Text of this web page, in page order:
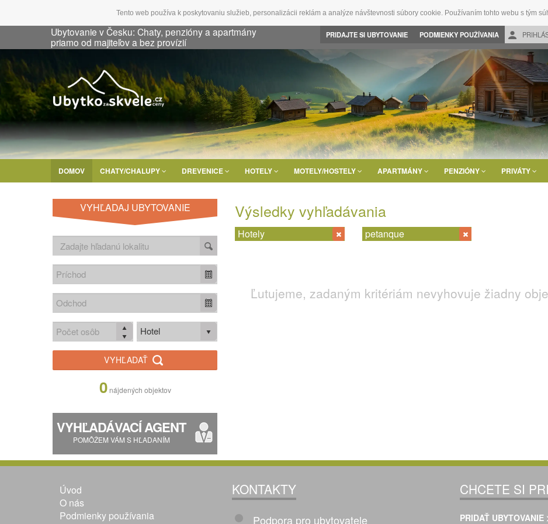
Tento web používa k poskytovaniu služieb, personalizácii reklám a analýze návštevnosti súbory cookie. Používaním tohto webu s tým
Ubytovanie v Česku: Chaty, penzióny a apartmány
priamo od majiteľov a bez provízií
PRIDAJTE SI UBYTOVANIE PODMIENKY POUŽÍVANIA
DOMOV CHATY/CHALUPY DREVENICE HOTELY MOTELY/HOSTELY APARTMÁNY PENZIÓNY PRIVÁTY
VYHĽADAJ UBYTOVANIE
Hotel
VYHĽADAŤ
0 nájdených objektov
VYHĽADÁVACÍ AGENT
POMÔŽEM VÁM S HĽADANÍM
Výsledky vyhľadávania
Hotely petanque
Ľutujeme, zadaným kritériám nevyhovuje žiadny
Úvod
O nás
Podmienky používania
KONTAKTY
Podpora pro ubytovatele
CHCETE SI
PRIDAŤ UBYTOVANIE